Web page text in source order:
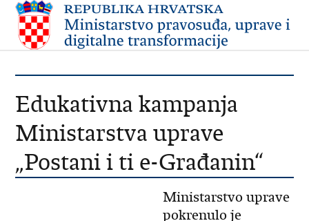
Edukativna kampanja
Ministarstva uprave
„Postani i ti e-Građanin“
Ministarstvo uprave
pokrenulo je